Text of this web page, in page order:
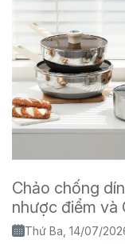
Chảo chống
nhược điểm và
Thứ Ba, 14/07/